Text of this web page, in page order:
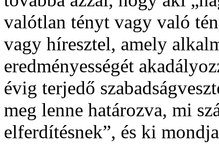
valótlan tényt vagy való
vagy híresztel, amely
eredményességét
évig terjedő
meg lenne határozva, mi
elferdítésnek”, és ki